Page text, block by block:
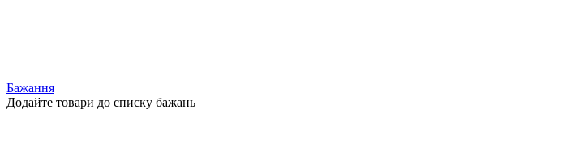
Бажання
Додайте товари до списку бажань